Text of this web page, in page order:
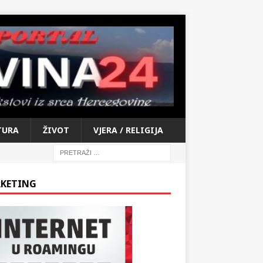
ŽIVOT VJERA / RELIGIJA